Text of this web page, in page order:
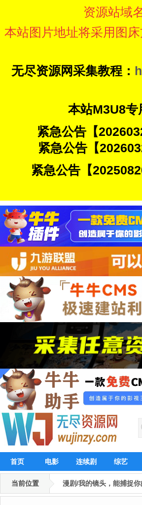
资源站域
本站图片地址将采用图
无尽资源网采集教程：
本站M3U8专
紧急公告【
紧急公告【
紧急公告【
首页 电影 连续剧 综艺
当前位置 漫剧/我的镜头，能捕捉